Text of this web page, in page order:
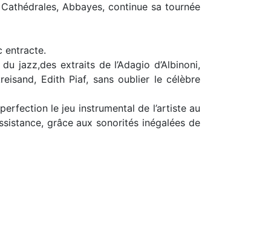
Abbayes, continue sa tournée
entracte.
jazz,des extraits de l’Adagio d’Albinoni,
Edith Piaf, sans oublier le célèbre
le jeu instrumental de l’artiste au
grâce aux sonorités inégalées de